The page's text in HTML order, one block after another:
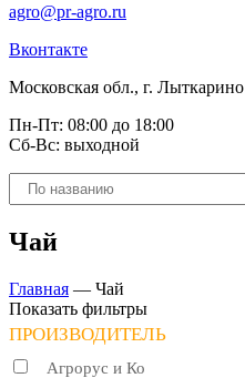
agro@pr-agro.ru
Вконтакте
Московская обл., г. Лыткарино
Пн-Пт: 08:00 до 18:00
Сб-Вс: выходной
Поиск
товаров
Чай
Главная — Чай
Показать фильтры
ПРОИЗВОДИТЕЛЬ
Агрорус и Ко